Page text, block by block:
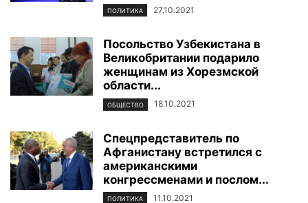
ПОЛИТИКА 27.10.2021
Посольство Узбекистана в
Великобритании подарило
женщинам из Хорезмской
области...
ОБЩЕСТВО 18.10.2021
Спецпредставитель по
Афганистану встретился с
американскими
конгрессменами и послом...
ПОЛИТИКА 11.10.2021